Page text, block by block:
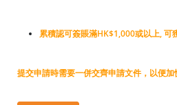
累積認可簽賬滿HK$1,000或以上, 可
提交申請時需要一併交齊申請文件，以便加